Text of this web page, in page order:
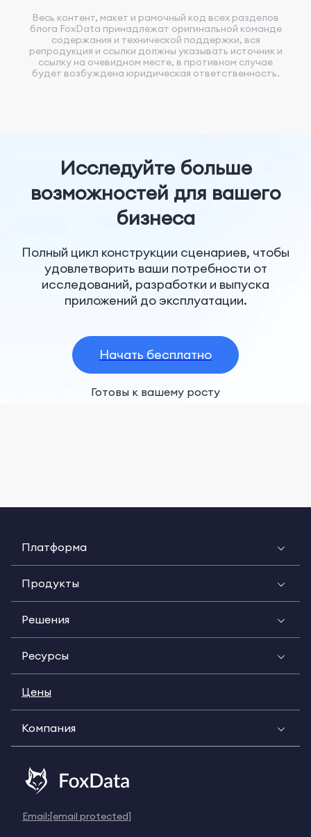
Весь контент, макет и рамочный код всех разделов
блога FoxData принадлежат оригинальной команде
содержания и технической поддержки, вся
репродукция и ссылки должны указывать источник и
ссылку на очевидном месте, в противном случае
будет возбуждена юридическая ответственность.
Исследуйте больше
возможностей для вашего
бизнеса
Полный цикл конструкции сценариев, чтобы
удовлетворить ваши потребности от
исследований, разработки и выпуска
приложений до эксплуатации.
Начать бесплатно
Готовы к вашему росту
Платформа
Продукты
Решения
Ресурсы
Цены
Компания
Email:[email protected]